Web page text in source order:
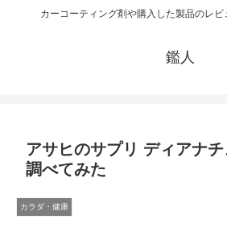
カーコーティング剤や購入した製品のレ
鑑人
アサヒのサプリ ディアナ
調べてみた
カラダ・健康